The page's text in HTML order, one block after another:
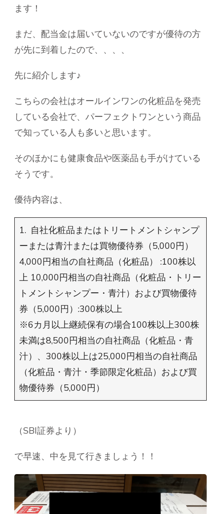
ます！
まだ、配当金は届いていないのですが優待の方
が先に到着したので、、、、
先に紹介します♪
こちらの会社はオールインワンの化粧品を発売
している会社で、パーフェクトワンという商品
で知っている人も多いと思います。
そのほかにも健康食品や医薬品も手がけている
そうです。
優待内容は、
1. 自社化粧品またはトリートメントシャンプ
ーまたは青汁または買物優待券（5,000円）
4,000円相当の自社商品（化粧品） :100株以
上 10,000円相当の自社商品（化粧品・トリー
トメントシャンプー・青汁）および買物優待
券（5,000円）:300株以上
※6カ月以上継続保有の場合100株以上300株
未満は8,500円相当の自社商品（化粧品・青
汁）、300株以上は25,000円相当の自社商品
（化粧品・青汁・季節限定化粧品）および買
物優待券（5,000円）
（SBI証券より）
で早速、中を見て行きましょう！！